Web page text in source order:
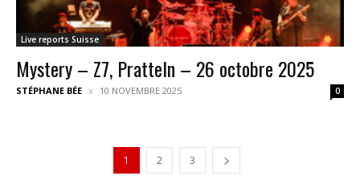
Live reports Suisse
Mystery – Z7, Pratteln – 26 octobre 2025
STÉPHANE BÉE 10 NOVEMBRE 2025 0
1 2 3